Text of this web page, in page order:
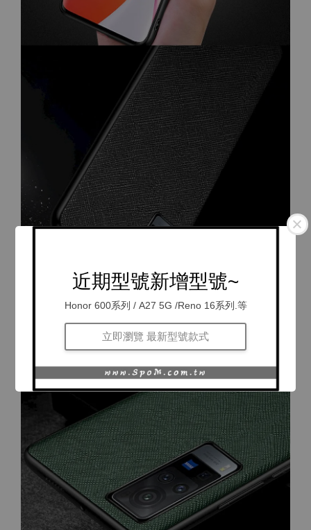
近期型號新增型號~
Honor 600系列 / A27 5G /Reno 16系列.等
立即瀏覽 最新型號款式